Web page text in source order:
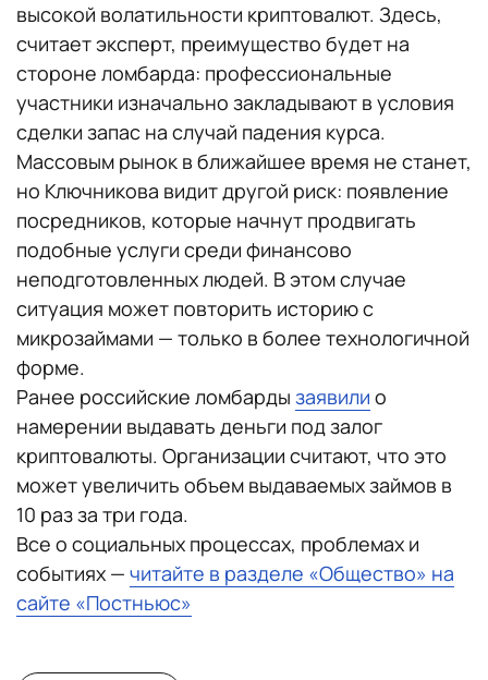
высокой волатильности криптовалют. Здесь,
считает эксперт, преимущество будет на
стороне ломбарда: профессиональные
участники изначально закладывают в условия
сделки запас на случай падения курса.
Массовым рынок в ближайшее время не станет,
но Ключникова видит другой риск: появление
посредников, которые начнут продвигать
подобные услуги среди финансово
неподготовленных людей. В этом случае
ситуация может повторить историю с
микрозаймами — только в более технологичной
форме.
Ранее российские ломбарды заявили о
намерении выдавать деньги под залог
криптовалюты. Организации считают, что это
может увеличить объем выдаваемых займов в
10 раз за три года.
Все о социальных процессах, проблемах и
событиях — читайте в разделе «Общество» на
сайте «Постньюс»